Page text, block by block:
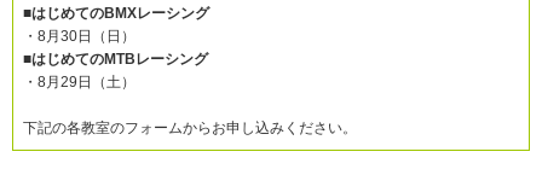
■はじめてのBMXレーシング
・8月30日（日）
■はじめてのMTBレーシング
・8月29日（土）
下記の各教室のフォームからお申し込みください。